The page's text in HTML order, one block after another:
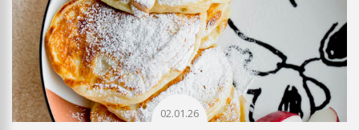
02.01.26